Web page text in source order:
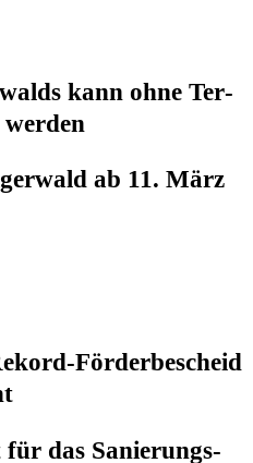
kann ohne Ter­
ab 11. März
För­der­be­scheid
das Sanie­rungs­